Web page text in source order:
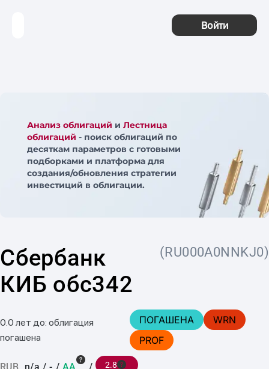
Войти
Анализ облигаций и Лестница
облигаций - поиск облигаций по
десяткам параметров с готовыми
подборками и платформа для
создания/обновления стратегии
инвестиций в облигации.
Сбербанк
КИБ обс342
(RU000A0NNKJ0)
0.0 лет до: облигация
погашена
ПОГАШЕНА
WRN
PROF
2.8